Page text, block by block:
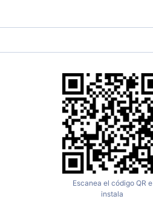
Escanea el código QR e
instala